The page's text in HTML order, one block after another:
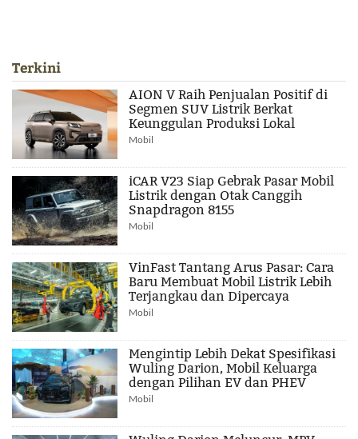
Terkini
AION V Raih Penjualan Positif di
Segmen SUV Listrik Berkat
Keunggulan Produksi Lokal
Mobil
iCAR V23 Siap Gebrak Pasar Mobil
Listrik dengan Otak Canggih
Snapdragon 8155
Mobil
VinFast Tantang Arus Pasar: Cara
Baru Membuat Mobil Listrik Lebih
Terjangkau dan Dipercaya
Mobil
Mengintip Lebih Dekat Spesifikasi
Wuling Darion, Mobil Keluarga
dengan Pilihan EV dan PHEV
Mobil